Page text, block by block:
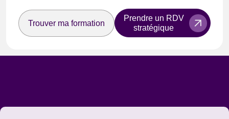
Trouver ma formation
Prendre un RDV
stratégique